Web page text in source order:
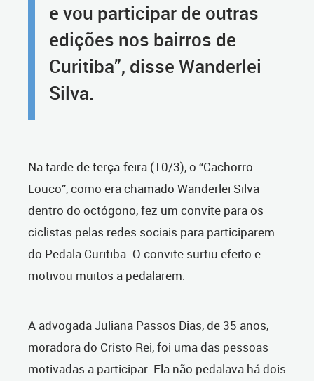
e vou participar de outras
edições nos bairros de
Curitiba”, disse Wanderlei
Silva.
Na tarde de terça-feira (10/3), o “Cachorro
Louco”, como era chamado Wanderlei Silva
dentro do octógono, fez um convite para os
ciclistas pelas redes sociais para participarem
do Pedala Curitiba. O convite surtiu efeito e
motivou muitos a pedalarem.
A advogada Juliana Passos Dias, de 35 anos,
moradora do Cristo Rei, foi uma das pessoas
motivadas a participar. Ela não pedalava há dois